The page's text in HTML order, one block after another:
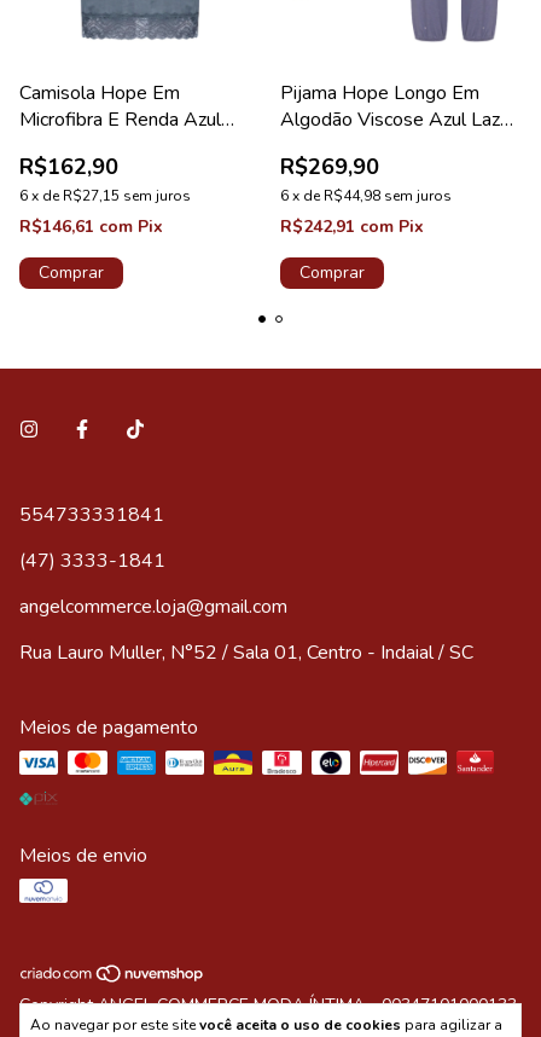
Ao navegar por este sitevocê aceita o uso de cookies para agilizar a
Camisola Hope Em
Microfibra E Renda Azul
R$162,90
6x deR$27,15 sem juros
R$146,61 com Pix
Comprar
Pijama Hope Longo Em
Algodão Viscose Azul Lazuli
R$269,90
6x deR$44,98 sem juros
R$242,91 com Pix
Comprar
554733331841
(47) 3333-1841
angelcommerce.loja@gmail.com
Rua Lauro Muller, N°52 / Sala 01, Centro - Indaial / SC
Meios de pagamento
Meios de envio
Copyright ANGEL COMMERCE MODA ÍNTIMA - 00347101000133
- 2026. Todos os direitos reservados.